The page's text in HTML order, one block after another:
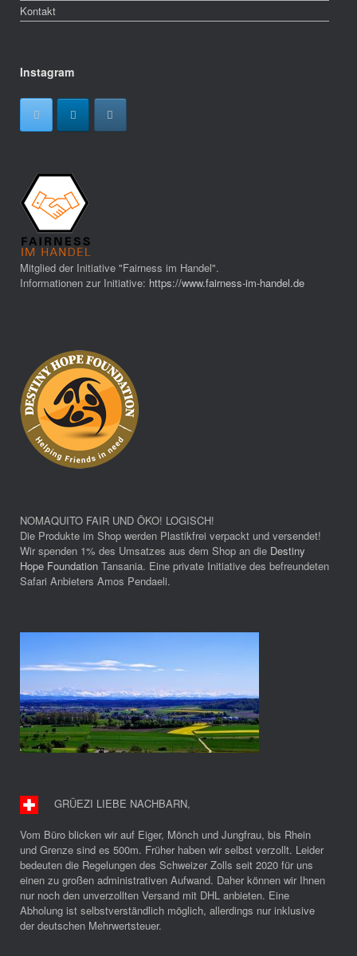
Kontakt
Instagram
Mitglied der Initiative "Fairness im Handel".
Informationen zur Initiative: https://www.fairness-im-handel.de
NOMAQUITO FAIR UND ÖKO! LOGISCH!
Die Produkte im Shop werden Plastikfrei verpackt und versendet!
Wir spenden 1% des Umsatzes aus dem Shop an die Destiny
Hope Foundation Tansania. Eine private Initiative des befreundeten
Safari Anbieters Amos Pendaeli.
GRÜEZI LIEBE NACHBARN,
Vom Büro blicken wir auf Eiger, Mönch und Jungfrau, bis Rhein
und Grenze sind es 500m. Früher haben wir selbst verzollt. Leider
bedeuten die Regelungen des Schweizer Zolls seit 2020 für uns
einen zu großen administrativen Aufwand. Daher können wir Ihnen
nur noch den unverzollten Versand mit DHL anbieten. Eine
Abholung ist selbstverständlich möglich, allerdings nur inklusive
der deutschen Mehrwertsteuer.